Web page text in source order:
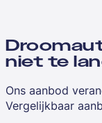
niet te
Ons aanbod
Vergelijkbaar